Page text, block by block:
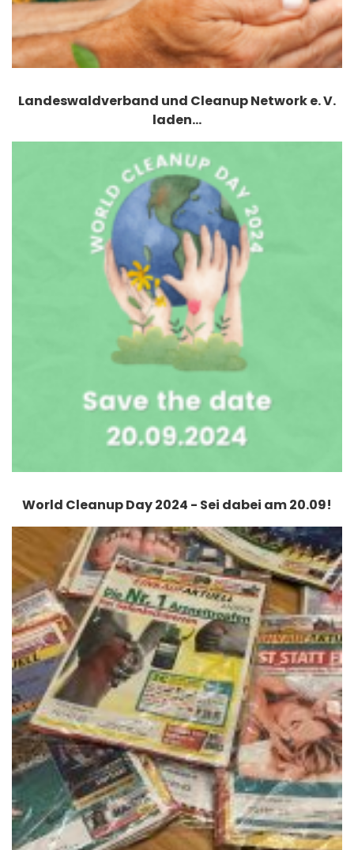
Landeswaldverband und Cleanup Network e. V.
laden…
World Cleanup Day 2024 - Sei dabei am 20.09!